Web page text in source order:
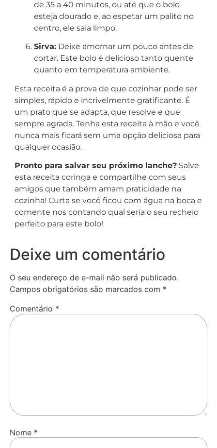
de 35 a 40 minutos, ou até que o bolo
esteja dourado e, ao espetar um palito no
centro, ele saia limpo.
Sirva: Deixe amornar um pouco antes de
cortar. Este bolo é delicioso tanto quente
quanto em temperatura ambiente.
Esta receita é a prova de que cozinhar pode ser
simples, rápido e incrivelmente gratificante. É
um prato que se adapta, que resolve e que
sempre agrada. Tenha esta receita à mão e você
nunca mais ficará sem uma opção deliciosa para
qualquer ocasião.
Pronto para salvar seu próximo lanche? Salve
esta receita coringa e compartilhe com seus
amigos que também amam praticidade na
cozinha! Curta se você ficou com água na boca e
comente nos contando qual seria o seu recheio
perfeito para este bolo!
Deixe um comentário
O seu endereço de e-mail não será publicado.
Campos obrigatórios são marcados com *
Comentário *
Nome *